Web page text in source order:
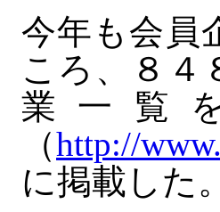
今年も会員
ころ、８４
業一覧
（http://
に掲載した。